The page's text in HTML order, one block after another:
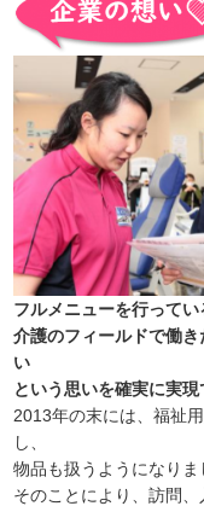
フルメニューを行ってい
介護のフィールドで働
い
という思いを確実に実現
2013年の末には、福祉
し、
物品も扱うようになりま
そのことにより、訪問、